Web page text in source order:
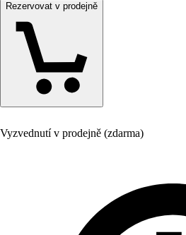
Rezervovat v prodejně
Vyzvednutí v prodejně (zdarma)